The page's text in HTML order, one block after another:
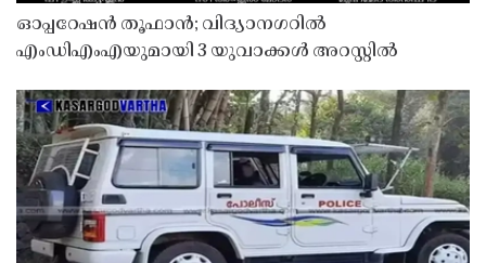
ഓപ്പറേഷൻ തൂഫാൻ; വിദ്യാനഗറിൽ
എംഡിഎംഎയുമായി 3 യുവാക്കൾ അറസ്റ്റിൽ